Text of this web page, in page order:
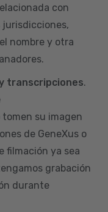
con
jurisdicciones,
nombre y otra
transcripciones.
su imagen
de GeneXus o
filmación ya sea
grabación
durante